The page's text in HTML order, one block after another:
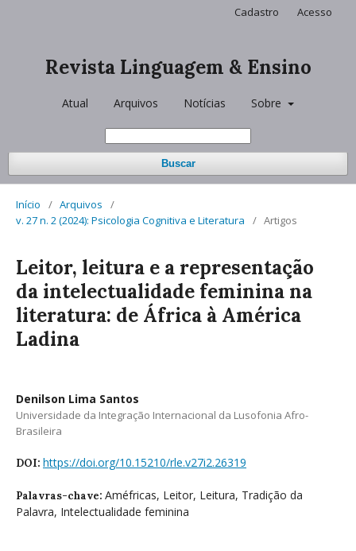
Revista Linguagem & Ensino
Atual Arquivos Notícias Sobre
Buscar
Cadastro Acesso
Início / Arquivos
/
v. 27 n. 2 (2024): Psicologia Cognitiva e Literatura
/ Artigos
Leitor, leitura e a representação
da intelectualidade feminina na
literatura: de África à América
Ladina
Denilson Lima Santos
Universidade da Integração Internacional da Lusofonia Afro-
Brasileira
DOI: https://doi.org/10.15210/rle.v27i2.26319
Palavras-chave: Améfricas, Leitor, Leitura, Tradição da
Palavra, Intelectualidade feminina